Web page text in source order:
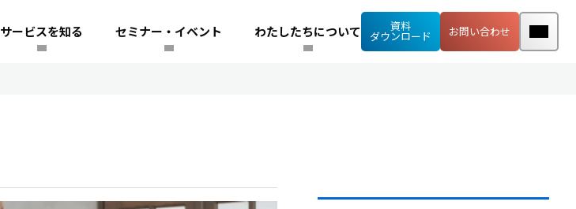
サービスを知る セミナー・イベント わたしたちについて
資料
ダウンロード
お問い合わせ